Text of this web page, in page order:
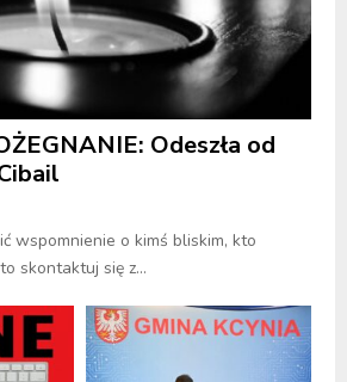
Odeszła od
wspomnienie o kimś bliskim, kto
skontaktuj się z...